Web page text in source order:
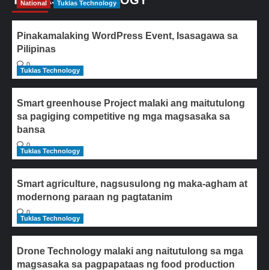
National Tuklas Technology
Pinakamalaking WordPress Event, Isasagawa sa
Pilipinas
0
Tuklas Technology
Smart greenhouse Project malaki ang maitutulong
sa pagiging competitive ng mga magsasaka sa
bansa
0
Tuklas Technology
Smart agriculture, nagsusulong ng maka-agham at
modernong paraan ng pagtatanim
0
Tuklas Technology
Drone Technology malaki ang naitutulong sa mga
magsasaka sa pagpapataas ng food production